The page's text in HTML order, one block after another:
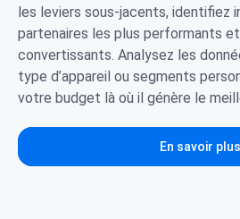
les leviers sous-jacents, identifiez
partenaires les plus performants
convertissants. Analysez les
type d’appareil ou segments
votre budget là où il génère le
En savoir plus